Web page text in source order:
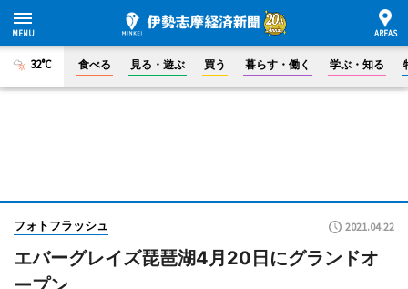
32°C 食べる 見る・遊ぶ 買う 暮らす・働く 学ぶ・知る
フォトフラッシュ 2021.04.22
エバーグレイズ琵琶湖4月20日にグランドオ